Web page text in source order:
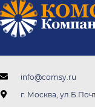
info@comsy.ru
г. Москва,